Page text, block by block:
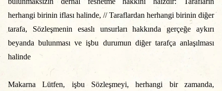
herhangi birinin iflası halinde, // Taraflardan herhangi birinin diğer
tarafa, Sözleşmenin esaslı unsurları hakkında gerçeğe aykırı
beyanda bulunması ve işbu durumun diğer tarafça anlaşılması
halinde
Makarna Lütfen, işbu Sözleşmeyi, herhangi bir zamanda,